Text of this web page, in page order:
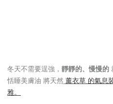
冬天不需要逞強， 靜靜的、慢慢的
恬睡美膚油 將天然 薰衣草 的氣息
雅。